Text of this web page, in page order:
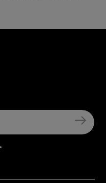
Kong
Youtube
Belkin TikTok